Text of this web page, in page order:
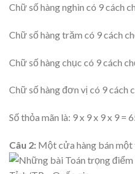
Chữ số hàng nghìn có 9 cách
Chữ số hàng trăm có 9 cách
Chữ số hàng chục có 9 cách
Chữ số hàng đơn vị có 9 cách
Số thỏa mãn là: 9 x 9 x 9 x 9 =
Câu 2: Một cửa hàng bán một